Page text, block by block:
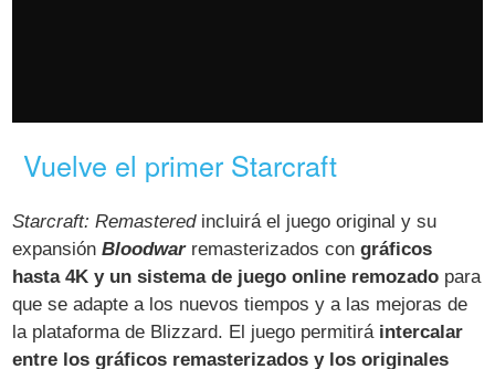
Vuelve el primer Starcraft
Starcraft: Remasteredincluirá el juego original y su
expansiónBloodwarremasterizados congráficos
hasta 4K y un sistema de juego online remozado para
que se adapte a los nuevos tiempos y a las mejoras de
la plataforma de Blizzard. El juego permitirá intercalar
entre los gráficos remasterizados y los originales